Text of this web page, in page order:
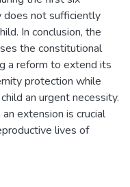
does not sufficiently
In conclusion, the
the constitutional
a reform to extend its
protection while
an urgent necessity.
extension is crucial
lives of